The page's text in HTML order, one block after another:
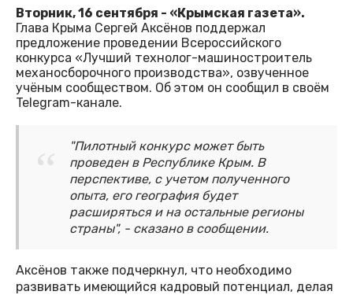
Вторник, 16 сентября - «Крымская газета».
Глава Крыма Сергей Аксёнов поддержал
предложение проведении Всероссийского
конкурса «Лучший технолог-машиностроитель
механосборочного производства», озвученное
учёным сообществом. Об этом он сообщил в своём
Telegram-канале.
"Пилотный конкурс может быть
проведен в Республике Крым. В
перспективе, с учетом полученного
опыта, его география будет
расширяться и на остальные регионы
страны", - сказано в сообщении.
Аксёнов также подчеркнул, что необходимо
развивать имеющийся кадровый потенциал, делая